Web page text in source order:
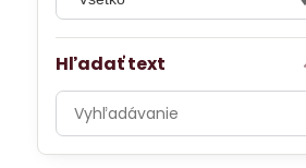
Hľadať text
Prehľadať
výsledky
filtra